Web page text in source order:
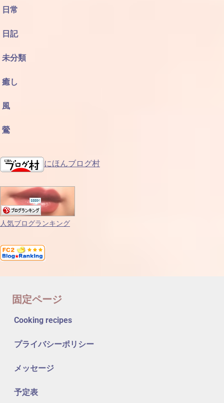
日常
日記
未分類
癒し
風
鶯
にほんブログ村
人気ブログランキング
固定ページ
Cooking recipes
プライバシーポリシー
メッセージ
予定表